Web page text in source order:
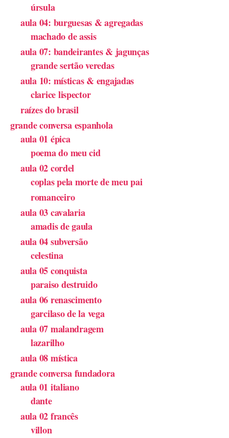
úrsula
aula 04: burguesas & agregadas
machado de assis
aula 07: bandeirantes & jagunças
grande sertão veredas
aula 10: místicas & engajadas
clarice lispector
raízes do brasil
grande conversa espanhola
aula 01 épica
poema do meu cid
aula 02 cordel
coplas pela morte de meu pai
romanceiro
aula 03 cavalaria
amadis de gaula
aula 04 subversão
celestina
aula 05 conquista
paraiso destruido
aula 06 renascimento
garcilaso de la vega
aula 07 malandragem
lazarilho
aula 08 mística
grande conversa fundadora
aula 01 italiano
dante
aula 02 francês
villon